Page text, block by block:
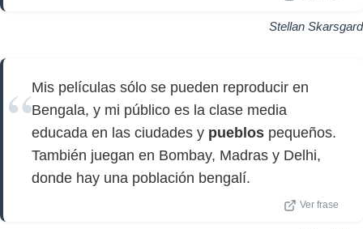
Stellan Skarsgard
Mis películas sólo se pueden reproducir en
Bengala, y mi público es la clase media
educada en las ciudades y pueblos pequeños.
También juegan en Bombay, Madras y Delhi,
donde hay una población bengalí.
Ver frase